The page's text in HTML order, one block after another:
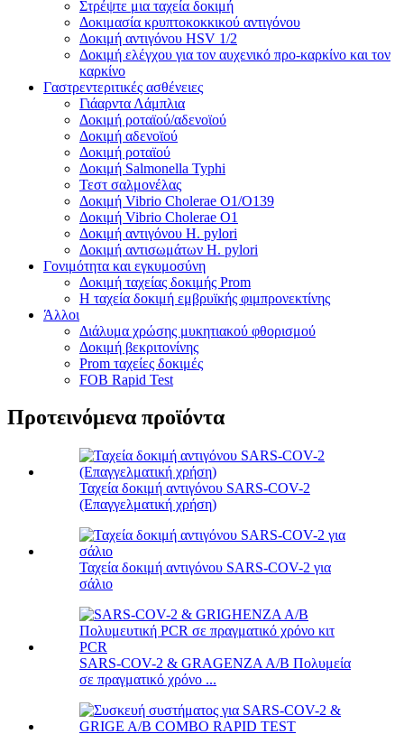
Στρέψτε μια ταχεία δοκιμή
Δοκιμασία κρυπτοκοκκικού αντιγόνου
Δοκιμή αντιγόνου HSV 1/2
Δοκιμή ελέγχου για τον αυχενικό προ-καρκίνο και τον
καρκίνο
Γαστρεντεριτικές ασθένειες
Γιάαρντα Λάμπλια
Δοκιμή ροταϊού/αδενοϊού
Δοκιμή αδενοϊού
Δοκιμή ροταϊού
Δοκιμή Salmonella Typhi
Τεστ σαλμονέλας
Δοκιμή Vibrio Cholerae O1/O139
Δοκιμή Vibrio Cholerae O1
Δοκιμή αντιγόνου H. pylori
Δοκιμή αντισωμάτων H. pylori
Γονιμότητα και εγκυμοσύνη
Δοκιμή ταχείας δοκιμής Prom
Η ταχεία δοκιμή εμβρυϊκής φιμπρονεκτίνης
Άλλοι
Διάλυμα χρώσης μυκητιακού φθορισμού
Δοκιμή βεκριτονίνης
Prom ταχείες δοκιμές
FOB Rapid Test
Προτεινόμενα προϊόντα
Ταχεία δοκιμή αντιγόνου SARS-COV-2
(Επαγγελματική χρήση)
Ταχεία δοκιμή αντιγόνου SARS-COV-2 για
σάλιο
SARS-COV-2 & GRAGENZA A/B Πολυμεία
σε πραγματικό χρόνο ...